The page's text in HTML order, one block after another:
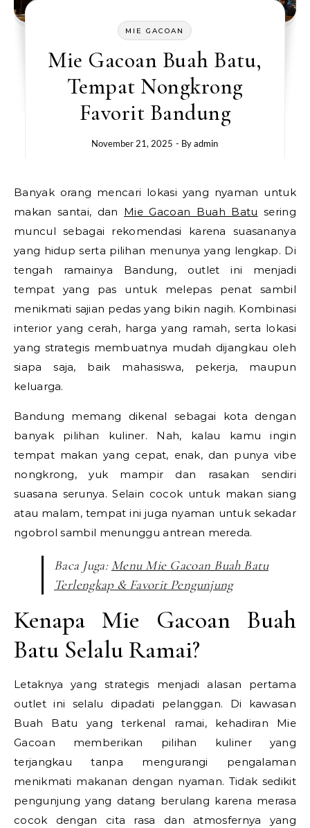
MIE GACOAN
Mie Gacoan Buah Batu,
Tempat Nongkrong
Favorit Bandung
November 21, 2025 - Byadmin
Banyak orang mencari lokasi yang nyaman untuk
makan santai, dan Mie Gacoan Buah Batu sering
muncul sebagai rekomendasi karena suasananya
yang hidup serta pilihan menunya yang lengkap. Di
tengah ramainya Bandung, outlet ini menjadi
tempat yang pas untuk melepas penat sambil
menikmati sajian pedas yang bikin nagih. Kombinasi
interior yang cerah, harga yang ramah, serta lokasi
yang strategis membuatnya mudah dijangkau oleh
siapa saja, baik mahasiswa, pekerja, maupun
keluarga.
Bandung memang dikenal sebagai kota dengan
banyak pilihan kuliner. Nah, kalau kamu ingin
tempat makan yang cepat, enak, dan punya vibe
nongkrong, yuk mampir dan rasakan sendiri
suasana serunya. Selain cocok untuk makan siang
atau malam, tempat ini juga nyaman untuk sekadar
ngobrol sambil menunggu antrean mereda.
Baca Juga: Menu Mie Gacoan Buah Batu
Terlengkap & Favorit Pengunjung
Kenapa Mie Gacoan Buah
Batu Selalu Ramai?
Letaknya yang strategis menjadi alasan pertama
outlet ini selalu dipadati pelanggan. Di kawasan
Buah Batu yang terkenal ramai, kehadiran Mie
Gacoan memberikan pilihan kuliner yang
terjangkau tanpa mengurangi pengalaman
menikmati makanan dengan nyaman. Tidak sedikit
pengunjung yang datang berulang karena merasa
cocok dengan cita rasa dan atmosfernya yang